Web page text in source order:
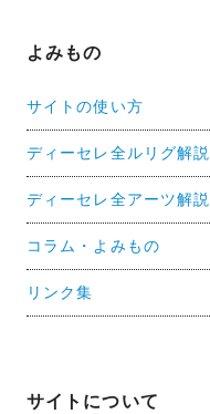
よみもの
サイトの使い方
ディーセレ全ルリグ解説
ディーセレ全アーツ解説
コラム・よみもの
リンク集
サイトについて